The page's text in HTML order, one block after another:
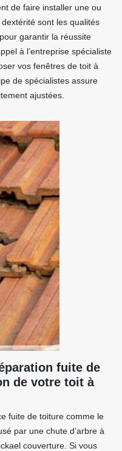
de faire installer une ou
sont les qualités
garantir la réussite
à l’entreprise spécialiste
vos fenêtres de toit à
de spécialistes assure
ajustées.
fuite de
de votre toit à
fuite de toiture comme le
par une chute d’arbre à
couverture. Si vous